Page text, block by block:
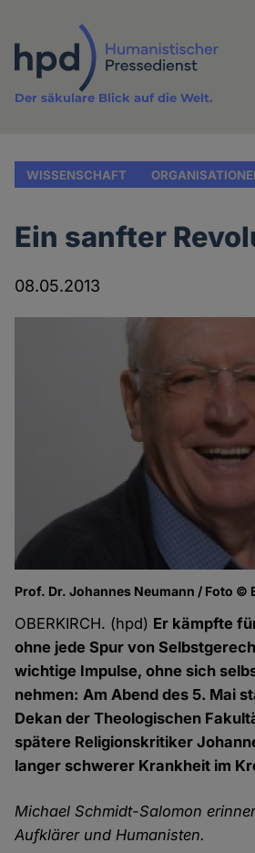
Inhalt
Der säkulare Blick auf die Welt.
WISSENSCHAFT
Ein sanfter
08.05.2013
Prof. Dr. Johannes Neumann / Foto ©
OBERKIRCH. (hpd) Er kämpfte
ohne jede Spur von
wichtige Impulse, ohne sich
nehmen: Am Abend des 5. Mai
Dekan der Theologischen
spätere Religionskritiker
langer schwerer Krankheit im
Michael Schmidt-Salomon
Aufklärer und Humanisten.